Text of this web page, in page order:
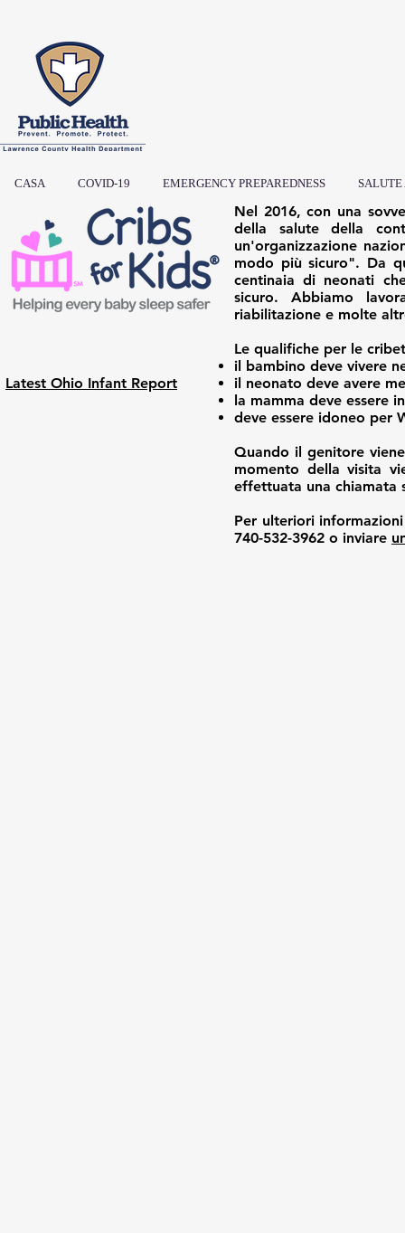
CASA COVID-19 EMERGENCY PREPAREDNESS
Latest Ohio Infant Report
Nel 2016, con una
della salute della
un'organizzazione
modo più sicuro". Da
centinaia di neonati
sicuro. Abbiamo
riabilitazione e molte
Le qualifiche per le
il bambino deve vivere
il neonato deve avere
la mamma deve essere
deve essere idoneo per
Quando il genitore
momento della visita
effettuata una chiamata
Per ulteriori
740-532-3962 o inviare